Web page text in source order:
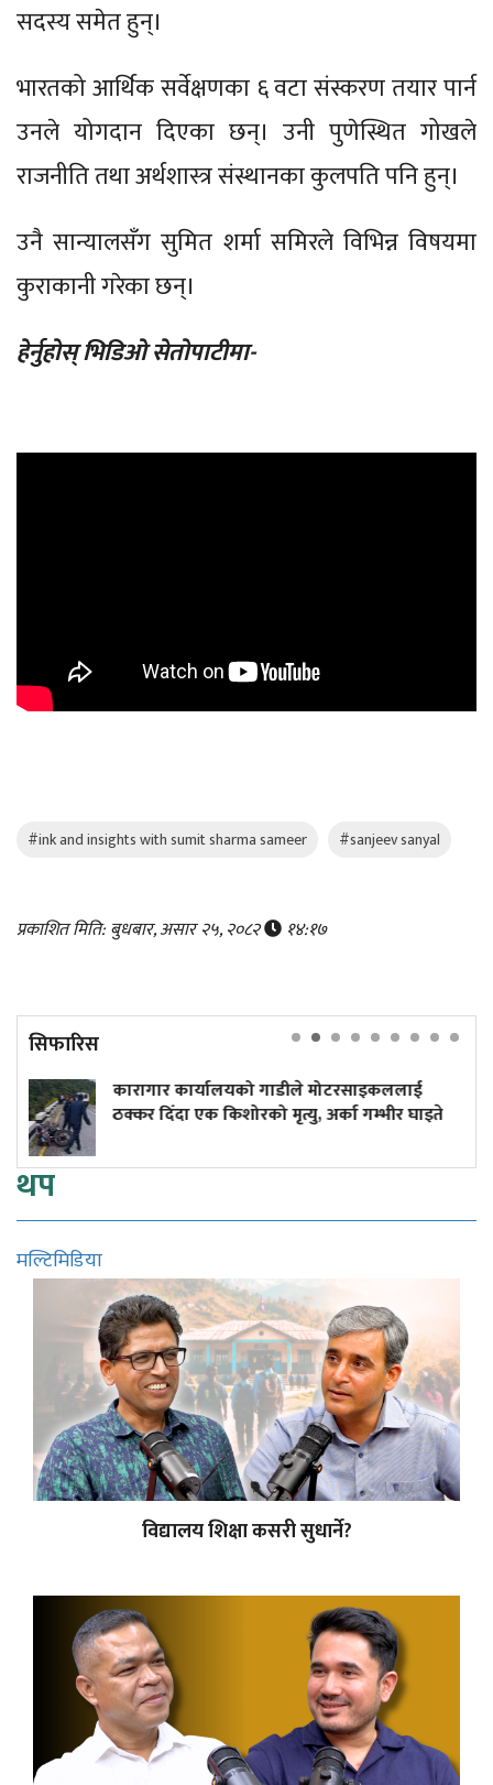
सदस्य समेत हुन्।
भारतको आर्थिक सर्वेक्षणका ६ वटा संस्करण तयार पार्न
उनले योगदान दिएका छन्। उनी पुणेस्थित गोखले
राजनीति तथा अर्थशास्त्र संस्थानका कुलपति पनि हुन्।
उनै सान्यालसँग सुमित शर्मा समिरले विभिन्न विषयमा
कुराकानी गरेका छन्।
हेर्नुहोस् भिडिओ सेतोपाटीमा-
#ink and insights with sumit sharma sameer #sanjeev sanyal
प्रकाशित मिति: बुधबार, असार २५, २०८२ १४:१७
सिफारिस
कार्यालयको गाडीले मोटरसाइकललाई
दिँदा एक किशोरको मृत्यु, अर्का गम्भीर घाइते
थप
मल्टिमिडिया
विद्यालय शिक्षा कसरी सुधार्ने?